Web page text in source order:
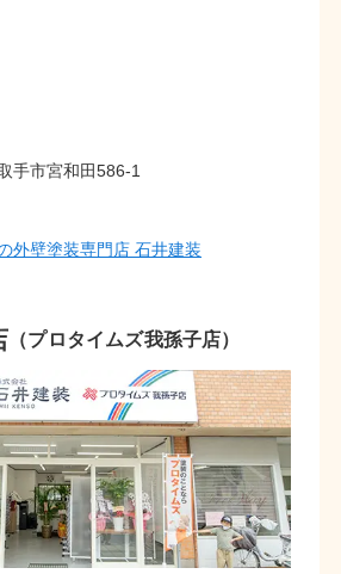
手市宮和田586-1
外壁塗装専門店 石井建装
（プロタイムズ我孫子店）